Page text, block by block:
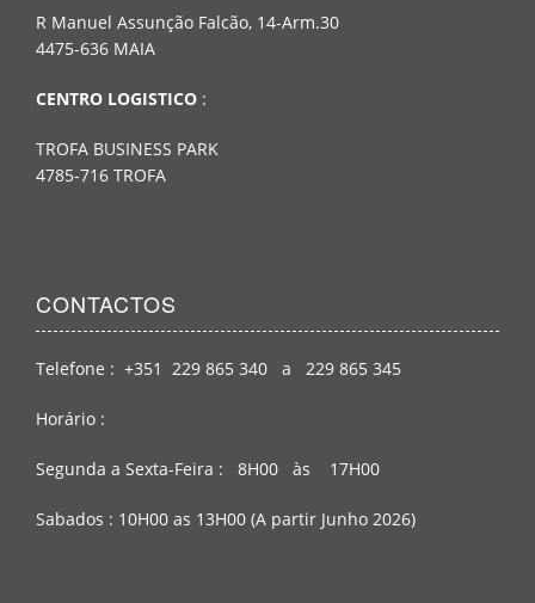
R Manuel Assunção Falcão, 14-Arm.30
4475-636 MAIA
CENTRO LOGISTICO :
TROFA BUSINESS PARK
4785-716 TROFA
CONTACTOS
Telefone : +351 229 865 340 a 229 865 345
Horário :
Segunda a Sexta-Feira : 8H00 às 17H00
Sabados : 10H00 as 13H00 (A partir Junho 2026)